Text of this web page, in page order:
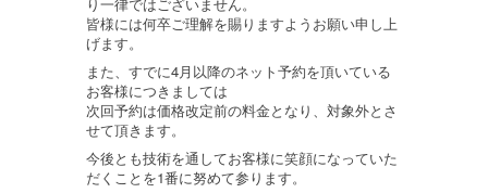
皆様には何卒ご理解を賜りますようお願い申し上
げます。
また、すでに4月以降のネット予約を頂いている
お客様につきましては
次回予約は価格改定前の料金となり、対象外とさ
せて頂きます。
今後とも技術を通してお客様に笑顔になっていた
だくことを1番に努めて参ります。